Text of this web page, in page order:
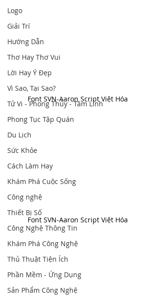
Logo
Giải Trí
Hướng Dẫn
Thơ Hay Thơ Vui
Lời Hay Ý Đẹp
Vì Sao, Tại Sao?
Tử Vi - Phong Thủy - Tâm Linh
Phong Tục Tập Quán
Du Lịch
Sức Khỏe
Cách Làm Hay
Khám Phá Cuộc Sống
Công nghệ
Thiết Bị Số
Công Nghệ Thông Tin
Khám Phá Công Nghệ
Thủ Thuật Tiện Ích
Phần Mềm - Ứng Dụng
Sản Phẩm Công Nghệ
Font SVN-Aaron Script Việt Hóa
Font SVN-Aaron Script Việt Hóa